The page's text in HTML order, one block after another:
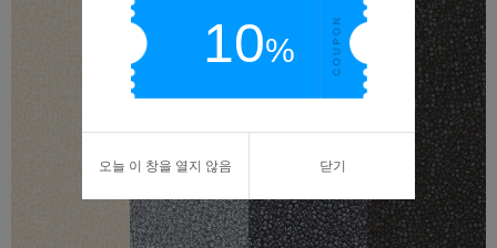
10%
오늘 이 창을 열지 않음 닫기